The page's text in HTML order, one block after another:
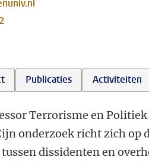
Publicaties Activiteiten
Terrorisme en
onderzoek richt zich
dissidenten en